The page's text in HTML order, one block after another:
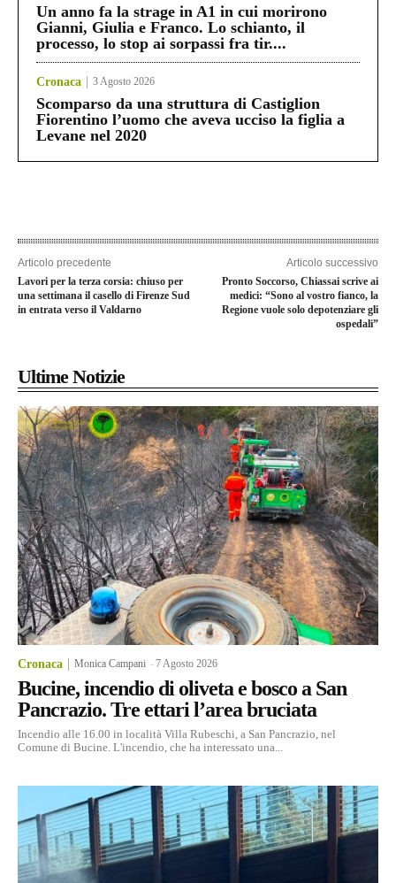
Un anno fa la strage in A1 in cui morirono
Gianni, Giulia e Franco. Lo schianto, il
processo, lo stop ai sorpassi fra tir....
Cronaca 3 Agosto 2026
Scomparso da una struttura di Castiglion
Fiorentino l’uomo che aveva ucciso la figlia a
Levane nel 2020
Articolo precedente
Lavori per la terza corsia: chiuso per
una settimana il casello di Firenze Sud
in entrata verso il Valdarno
Articolo successivo
Pronto Soccorso, Chiassai scrive ai
medici: “Sono al vostro fianco, la
Regione vuole solo depotenziare gli
ospedali”
Ultime Notizie
Cronaca Monica Campani -7 Agosto 2026
Bucine, incendio di oliveta e bosco a San
Pancrazio. Tre ettari l’area bruciata
Incendio alle 16.00 in località Villa Rubeschi, a San Pancrazio, nel
Comune di Bucine. L'incendio, che ha interessato una...